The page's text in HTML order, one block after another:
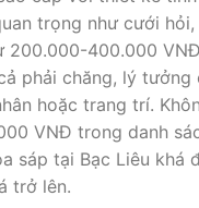
trọng như cưới hỏi,
200.000-400.000
phải chăng, lý tưởng
hoặc trang trí.
VNĐ trong danh
sáp tại Bạc Liêu khá
trở lên.